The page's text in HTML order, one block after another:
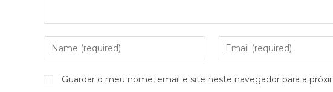
Guardar o meu nome, email e site neste navegador para a